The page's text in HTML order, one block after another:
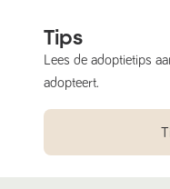
Tips
Lees de adoptietips
adopteert.